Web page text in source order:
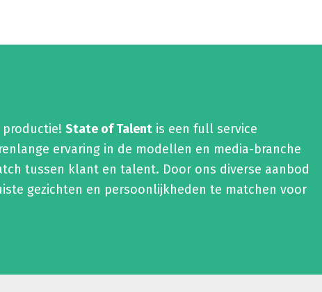
productie!State of Talent is een full service
ervaring in de modellen en media-branche
tussen klant en talent. Door ons diverse aanbod
gezichten en persoonlijkheden te matchen voor